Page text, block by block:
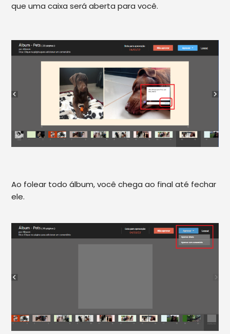
que uma caixa será aberta para você.
Ao folear todo álbum, você chega ao final até fechar
ele.